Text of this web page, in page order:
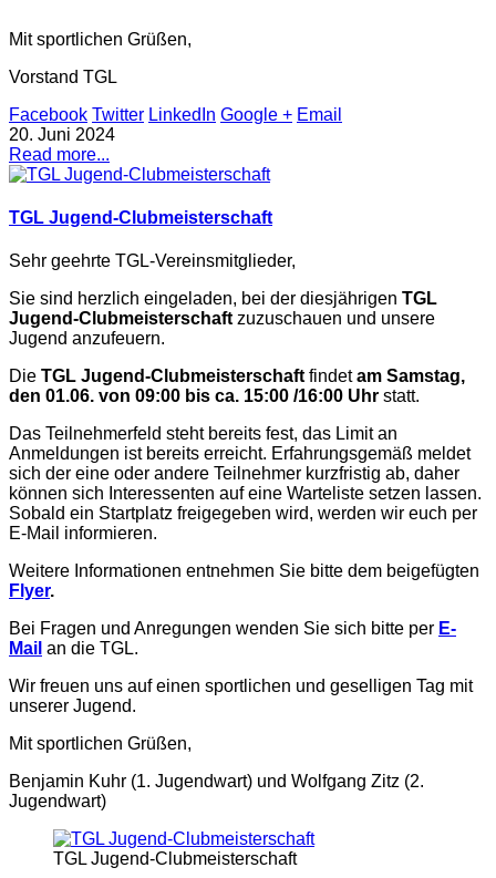
Mit sportlichen Grüßen,
Vorstand TGL
Facebook Twitter LinkedIn Google + Email
20. Juni 2024
Read more...
TGL Jugend-Clubmeisterschaft
Sehr geehrte TGL-Vereinsmitglieder,
Sie sind herzlich eingeladen, bei der diesjährigen TGL
Jugend-Clubmeisterschaft zuzuschauen und unsere
Jugend anzufeuern.
Die TGL Jugend-Clubmeisterschaft findetam Samstag,
den 01.06. von 09:00 bis ca. 15:00 /16:00 Uhr statt.
Das Teilnehmerfeld steht bereits fest, das Limit an
Anmeldungen ist bereits erreicht. Erfahrungsgemäß meldet
sich der eine oder andere Teilnehmer kurzfristig ab, daher
können sich Interessenten auf eine Warteliste setzen lassen.
Sobald ein Startplatz freigegeben wird, werden wir euch per
E-Mail informieren.
Weitere Informationen entnehmen Sie bitte dem beigefügten
Flyer.
Bei Fragen und Anregungen wenden Sie sich bitte per E-
Mail an die TGL.
Wir freuen uns auf einen sportlichen und geselligen Tag mit
unserer Jugend.
Mit sportlichen Grüßen,
Benjamin Kuhr (1. Jugendwart) und Wolfgang Zitz (2.
Jugendwart)
TGL Jugend-Clubmeisterschaft